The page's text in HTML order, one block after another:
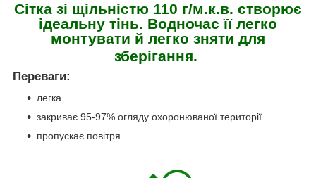
Сітка зі щільністю 110 г/м.к.в. створює
ідеальну тінь. Водночас її легко
монтувати й легко зняти для
зберігання.
Переваги:
легка
закриває 95-97% огляду охоронюваної території
пропускає повітря